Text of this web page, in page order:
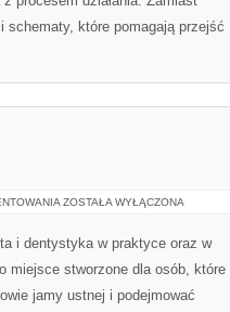
które pomagają przejść
FAKTY
ZOSTAŁA WYŁĄCZONA
i dentystyka w praktyce oraz w
miejsce stworzone dla osób, które
jamy ustnej i podejmować